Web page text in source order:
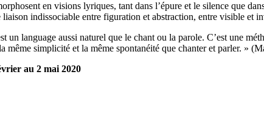
en visions lyriques, tant dans l’épure et le silence que
indissociable entre figuration et abstraction, entre visible et
language aussi naturel que le chant ou la parole. C’est une
simplicité et la même spontanéité que chanter et parler. »
au 2 mai 2020